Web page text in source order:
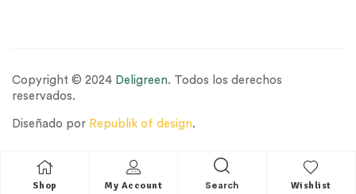
Shop My Account Search Wishlist
Copyright © 2024 Deligreen. Todos los derechos
reservados.
Diseñado por Republik of design.